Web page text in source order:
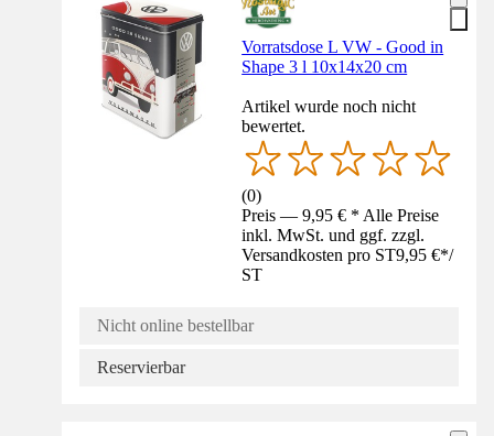
Vorratsdose L VW - Good in
Shape 3 l 10x14x20 cm
Artikel wurde noch nicht
bewertet.
(0)
Preis — 9,95 € * Alle Preise
inkl. MwSt. und ggf. zzgl.
Versandkosten pro ST9,95 €*/
ST
Nicht online bestellbar
Reservierbar